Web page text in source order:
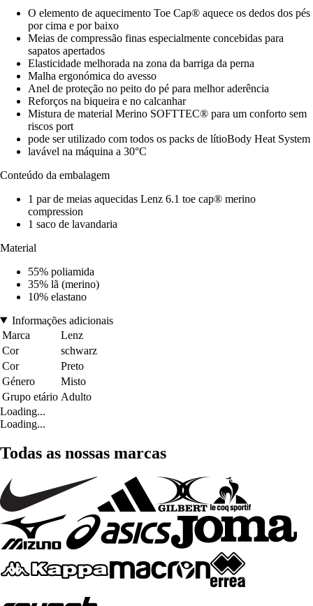
O elemento de aquecimento Toe Cap® aquece os dedos dos pés
por cima e por baixo
Meias de compressão finas especialmente concebidas para
sapatos apertados
Elasticidade melhorada na zona da barriga da perna
Malha ergonómica do avesso
Anel de proteção no peito do pé para melhor aderência
Reforços na biqueira e no calcanhar
Mistura de material Merino SOFTTEC® para um conforto sem
riscos port
pode ser utilizado com todos os packs de lítioBody Heat System
lavável na máquina a 30°C
Conteúdo da embalagem
1 par de meias aquecidas Lenz 6.1 toe cap® merino
compression
1 saco de lavandaria
Material
55% poliamida
35% lã (merino)
10% elastano
Informações adicionais
Marca
Lenz
Cor
schwarz
Cor
Preto
Género
Misto
Grupo etário Adulto
Loading...
Loading...
Todas as nossas marcas